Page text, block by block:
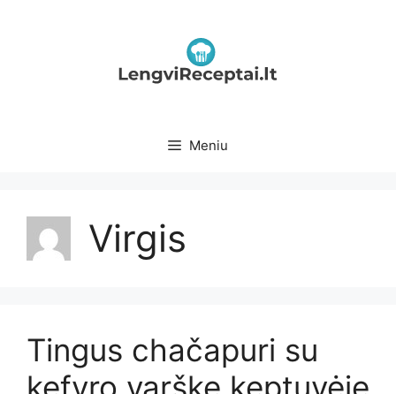
Meniu
Virgis
Tingus chačapuri su